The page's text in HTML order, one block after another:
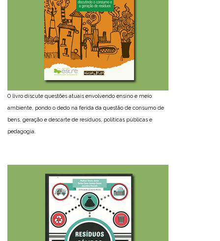
O livro discute questões atuais envolvendo ensino e meio
ambiente, pondo o dedo na ferida da questão de consumo de
bens, geração e descarte de resíduos, políticas públicas e
pedagogia.